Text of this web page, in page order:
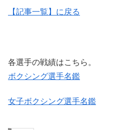
【記事一覧】に戻る
各選手の戦績はこちら。
ボクシング選手名鑑
女子ボクシング選手名鑑